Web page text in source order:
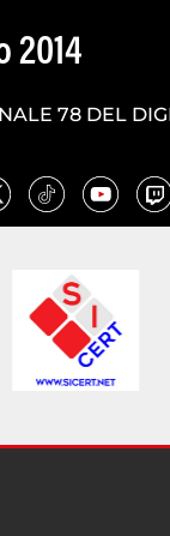
2014
78 DEL